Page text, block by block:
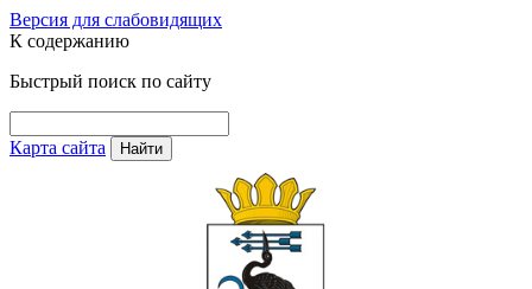
Версия для слабовидящих
К содержанию
Быстрый поиск по сайту
Карта сайта Найти